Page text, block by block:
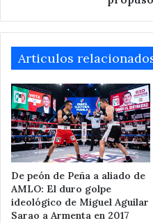
Articulos
De peón de Peña a aliado de
AMLO: El duro golpe
ideológico de Miguel Aguilar
Sarao a Armenta en 2017